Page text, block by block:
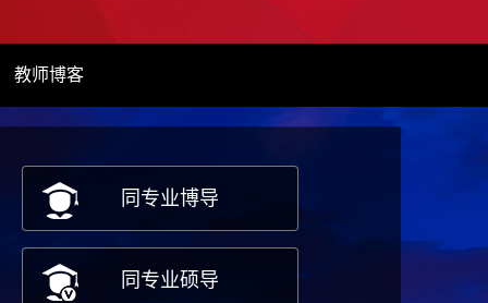
教师博客
同专业博导
同专业硕导